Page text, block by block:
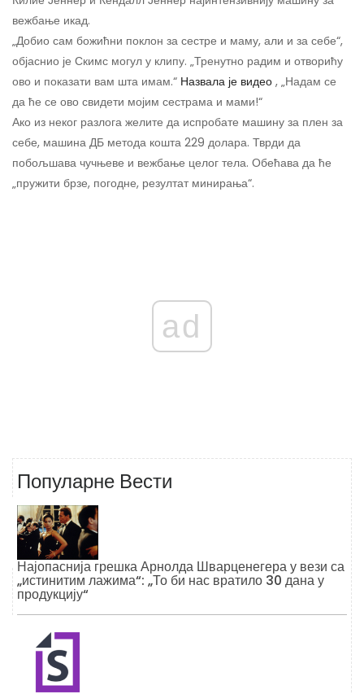
вежбање икад.
„Добио сам божићни поклон за сестре и маму, али и за себе“,
објаснио је Скимс могул у клипу. „Тренутно радим и отворићу
ово и показати вам шта имам.“ Назвала је видео , „Надам се
да ће се ово свидети мојим сестрама и мами!“
Ако из неког разлога желите да испробате машину за плен за
себе, машина ДБ метода кошта 229 долара. Тврди да
побољшава чучњеве и вежбање целог тела. Обећава да ће
„пружити брзе, погодне, резултат минирања“.
ad
Популарне Вести
Најопаснија грешка Арнолда Шварценегера у вези са
„истинитим лажима“: „То би нас вратило 30 дана у
продукцију“